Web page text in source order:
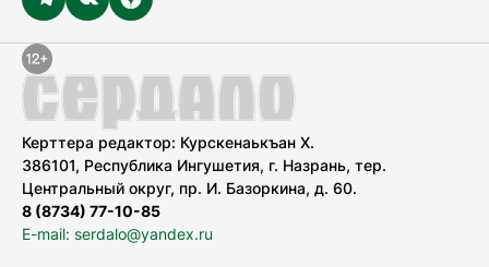
Керттера редактор: Курскенаькъан Х.
386101, Республика Ингушетия, г. Назрань, тер.
Центральный округ, пр. И. Базоркина, д. 60.
8 (8734) 77-10-85
E-mail: serdalo@yandex.ru